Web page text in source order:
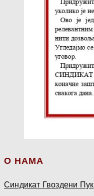
О НАМА
Синдикат Гвоздени Пук